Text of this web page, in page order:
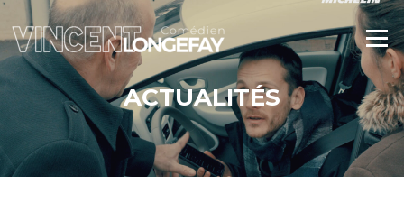
Aller
au
contenu
Menu
ACTUALITÉS